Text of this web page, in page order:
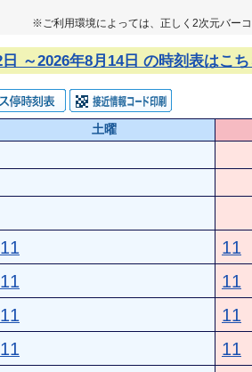
※ご利用環境によっては、正しく2次元バー
～2026年8月14日 の時刻表はこち
土曜
11 11
11 11
11 11
11 11